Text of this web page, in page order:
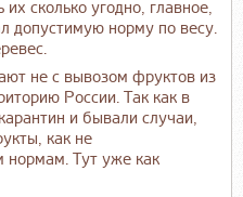
сколько угодно, главное,
допустимую норму по весу.
не с вывозом фруктов из
России. Так как в
и бывали случаи,
как не
нормам. Тут уже как